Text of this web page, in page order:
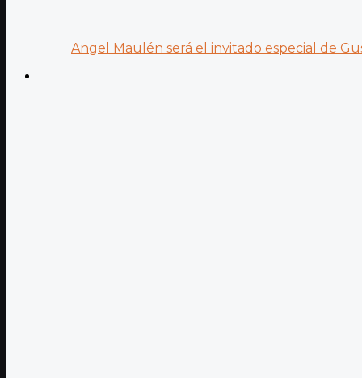
Angel Maulén será el invitado especial de